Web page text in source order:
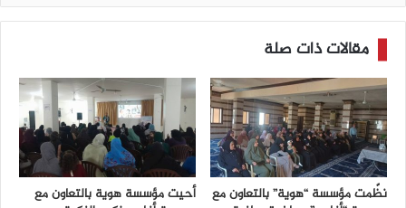
مقالات ذات صلة
نظّمت مؤسسة “هوية” بالتعاون مع أحيت مؤسسة هوية بالتعاون مع